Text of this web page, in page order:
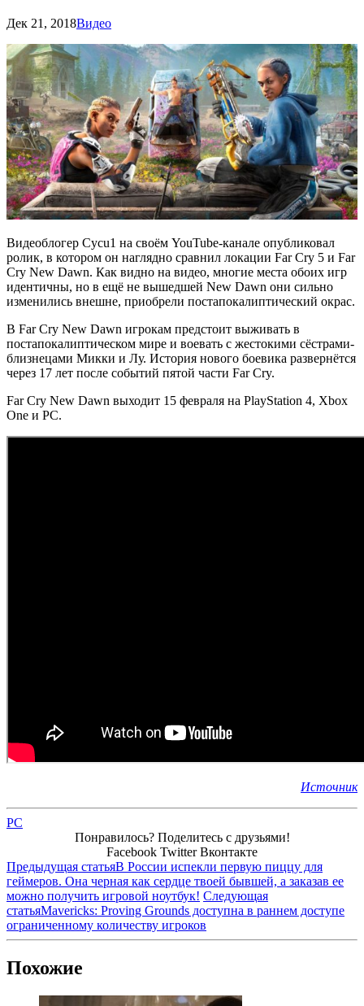
Дек 21, 2018Видео
Видеоблогер Cycu1 на своём YouTube-канале опубликовал
ролик, в котором он наглядно сравнил локации Far Cry 5 и Far
Cry New Dawn. Как видно на видео, многие места обоих игр
идентичны, но в ещё не вышедшей New Dawn они сильно
изменились внешне, приобрели постапокалиптический окрас.
В Far Cry New Dawn игрокам предстоит выживать в
постапокалиптическом мире и воевать с жестокими сёстрами-
близнецами Микки и Лу. История нового боевика развернётся
через 17 лет после событий пятой части Far Cry.
Far Cry New Dawn выходит 15 февраля на PlayStation 4, Xbox
One и PC.
Источник
PC
Понравилось? Поделитесь с друзьями!
Facebook Twitter Вконтакте
Предыдущая статьяВ России испекли первую пиццу для
геймеров. Она черная как сердце твоей бывшей, а заказав ее
можно получить игровой ноутбук! Следующая
статьяMavericks: Proving Grounds доступна в раннем доступе
ограниченному количеству игроков
Похожие